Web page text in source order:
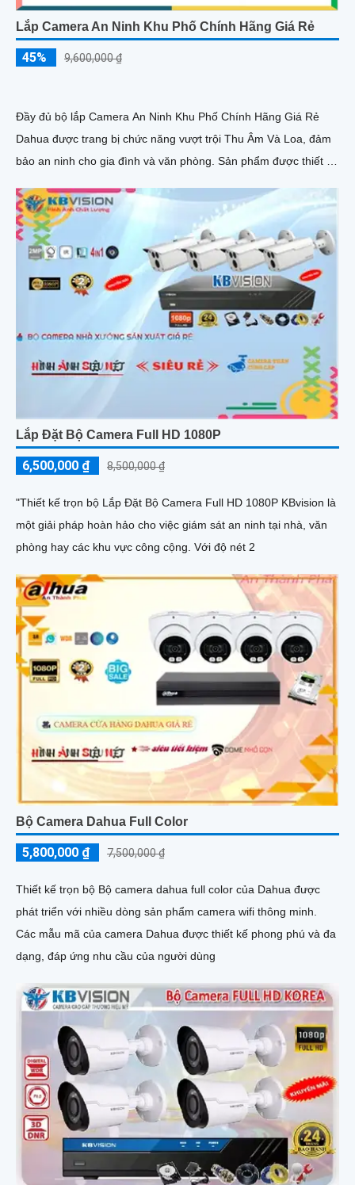
Lắp Camera An Ninh Khu Phố Chính Hãng Giá Rẻ
45% 9,600,000 ₫
Đầy đủ bộ lắp Camera An Ninh Khu Phố Chính Hãng Giá Rẻ
Dahua được trang bị chức năng vượt trội Thu Âm Và Loa, đảm
bảo an ninh cho gia đình và văn phòng. Sản phẩm được thiết kế
Lắp Đặt Bộ Camera Full HD 1080P
6,500,000 ₫ 8,500,000 ₫
"Thiết kế trọn bộ Lắp Đặt Bộ Camera Full HD 1080P KBvision là
một giải pháp hoàn hảo cho việc giám sát an ninh tại nhà, văn
phòng hay các khu vực công cộng. Với độ nét 2
Bộ Camera Dahua Full Color
5,800,000 ₫ 7,500,000 ₫
Thiết kế trọn bộ Bộ camera dahua full color của Dahua được
phát triển với nhiều dòng sản phẩm camera wifi thông minh.
Các mẫu mã của camera Dahua được thiết kế phong phú và đa
dạng, đáp ứng nhu cầu của người dùng